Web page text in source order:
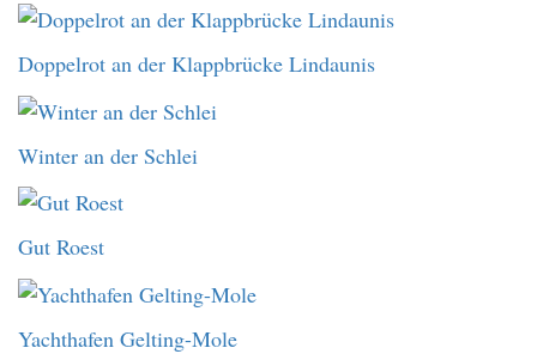
Doppelrot an der Klappbrücke Lindaunis
Winter an der Schlei
Gut Roest
Yachthafen Gelting-Mole